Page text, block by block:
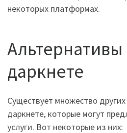
некоторых платформах.
Альтернативы
даркнете
Существует множество
даркнете, которые могут
услуги. Вот некоторые из них: